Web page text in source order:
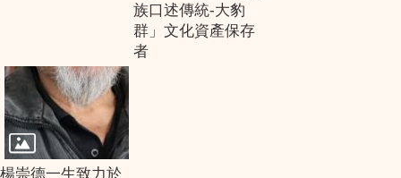
族口述傳統-大豹
群」文化資產保存
者
楊崇德一生致力於